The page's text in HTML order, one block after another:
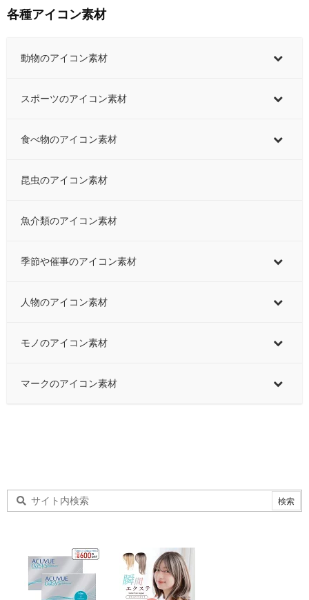
各種アイコン素材
動物のアイコン素材
スポーツのアイコン素材
食べ物のアイコン素材
昆虫のアイコン素材
魚介類のアイコン素材
季節や催事のアイコン素材
人物のアイコン素材
モノのアイコン素材
マークのアイコン素材